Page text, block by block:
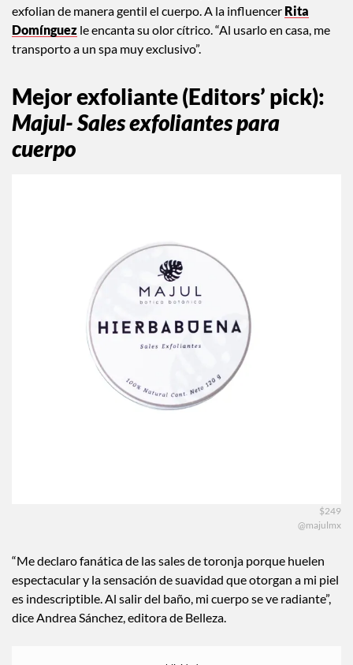
exfolian de manera gentil el cuerpo. A la influencer Rita
Domínguez le encanta su olor cítrico. “Al usarlo en casa, me
transporto a un spa muy exclusivo”.
Mejor exfoliante (Editors’ pick):
Majul- Sales exfoliantes para
cuerpo
$249
@majulmx
“Me declaro fanática de las sales de toronja porque huelen
espectacular y la sensación de suavidad que otorgan a mi piel
es indescriptible. Al salir del baño, mi cuerpo se ve radiante”,
dice Andrea Sánchez, editora de Belleza.